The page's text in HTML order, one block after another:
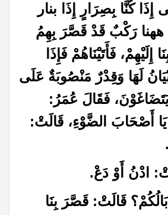
كُنَّا بِصِرَارٍ إِذَا بنار
ههنا رَكْبٌ قَدْ قَصَّرَ بِهِمُ
إِلَيْهِمْ، فَأَتَيْنَاهُمْ فَإِذَا
لَهَا وَقِدْرٌ مَنْصُوبَةٌ عَلَى
يَتَضَاغَوْنَ، فَقَالَ عُمَرُ:
يَا أَصْحَابَ الضَّوْءِ، قَالَتْ:
.
ادْنُ أَوْ دَعْ.
قَالَتْ: قَصَّرَ بِنَا